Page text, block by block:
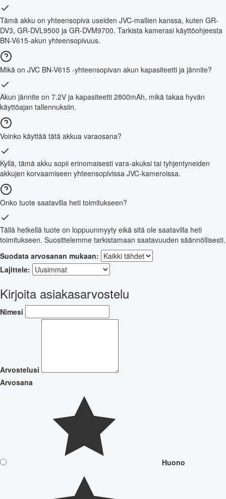
Tämä akku on yhteensopiva useiden JVC-mallien kanssa, kuten GR-
DV3, GR-DVL9500 ja GR-DVM9700. Tarkista kamerasi käyttöohjeesta
BN-V615-akun yhteensopivuus.
Mikä on JVC BN-V615 -yhteensopivan akun kapasiteetti ja jännite?
Akun jännite on 7.2V ja kapasiteetti 2800mAh, mikä takaa hyvän
käyttöajan tallennuksiin.
Voinko käyttää tätä akkua varaosana?
Kyllä, tämä akku sopii erinomaisesti vara-akuksi tai tyhjentyneiden
akkujen korvaamiseen yhteensopivissa JVC-kameroissa.
Onko tuote saatavilla heti toimitukseen?
Tällä hetkellä tuote on loppuunmyyty eikä sitä ole saatavilla heti
toimitukseen. Suosittelemme tarkistamaan saatavuuden säännöllisesti.
Suodata arvosanan mukaan:
Lajittele:
Kirjoita asiakasarvostelu
Nimesi
Arvostelusi
Arvosana
Huono